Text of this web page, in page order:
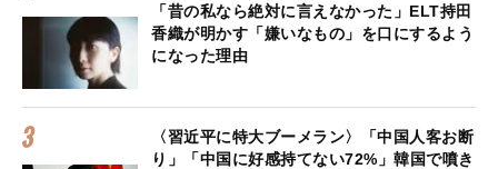
「昔の私なら絶対に言えなかった」ELT持田
香織が明かす「嫌いなもの」を口にするよう
になった理由
〈習近平に特大ブーメラン〉「中国人客お断
り」「中国に好感持てない72%」韓国で噴き